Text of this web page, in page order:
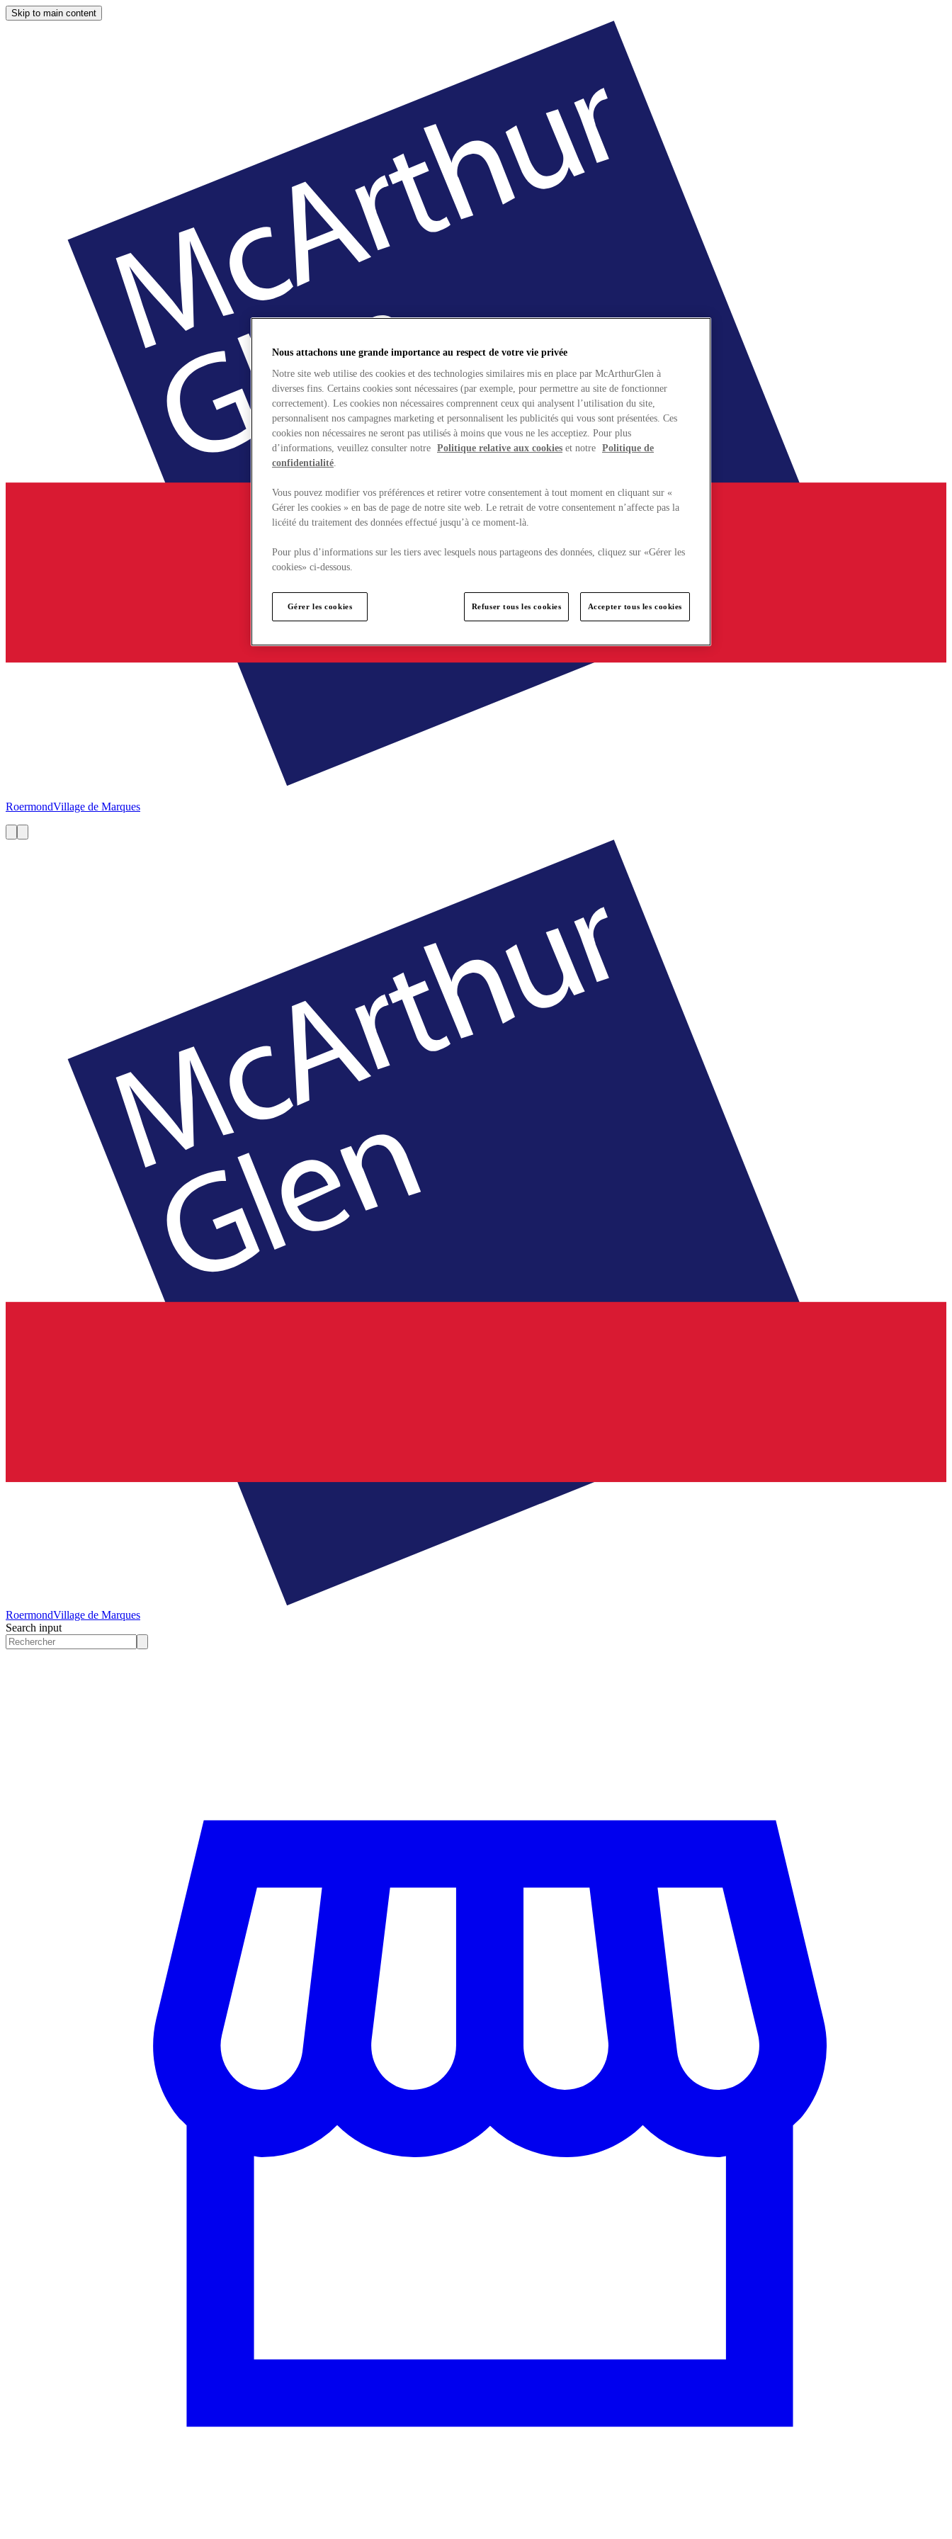
Skip to main content
RoermondVillage de Marques
RoermondVillage de Marques
Search input
Nous attachons une grande importance au respect de votre vie privée
Notre site web utilise des cookies et des technologies similaires mis en place par McArthurGlen à
diverses fins. Certains cookies sont nécessaires (par exemple, pour permettre au site de fonctionner
correctement). Les cookies non nécessaires comprennent ceux qui analysent l’utilisation du site,
personnalisent nos campagnes marketing et personnalisent les publicités qui vous sont présentées. Ces
cookies non nécessaires ne seront pas utilisés à moins que vous ne les acceptiez. Pour plus
d’informations, veuillez consulter notre Politique relative aux cookies et notre Politique de
confidentialité.
Vous pouvez modifier vos préférences et retirer votre consentement à tout moment en cliquant sur «
Gérer les cookies » en bas de page de notre site web. Le retrait de votre consentement n’affecte pas la
licéité du traitement des données effectué jusqu’à ce moment-là.
Pour plus d’informations sur les tiers avec lesquels nous partageons des données, cliquez sur «Gérer les
cookies» ci-dessous.
Gérer les cookies Refuser tous les cookies Accepter tous les cookies